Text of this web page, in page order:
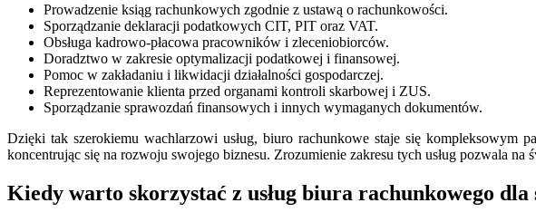
Prowadzenie ksiąg rachunkowych zgodnie z ustawą o rachunkowości.
Sporządzanie deklaracji podatkowych CIT, PIT oraz VAT.
Obsługa kadrowo-płacowa pracowników i zleceniobiorców.
Doradztwo w zakresie optymalizacji podatkowej i finansowej.
Pomoc w zakładaniu i likwidacji działalności gospodarczej.
Reprezentowanie klienta przed organami kontroli skarbowej i ZUS.
Sporządzanie sprawozdań finansowych i innych wymaganych dokumentów.
Dzięki tak szerokiemu wachlarzowi usług, biuro rachunkowe staje się kompleksowym
koncentrując się na rozwoju swojego biznesu. Zrozumienie zakresu tych usług pozwala
Kiedy warto skorzystać z usług biura rachunkowego